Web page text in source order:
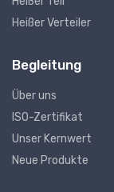
Heißer Verteiler
Begleitung
Über uns
ISO-Zertifikat
Unser Kernwert
Neue Produkte